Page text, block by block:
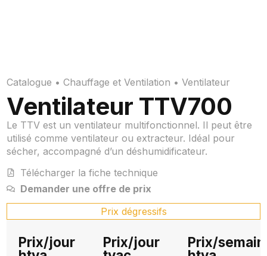
Catalogue •Chauffage et Ventilation •Ventilateur
Ventilateur TTV700
Le TTV est un ventilateur multifonctionnel. Il peut être
utilisé comme ventilateur ou extracteur. Idéal pour
sécher, accompagné d’un déshumidificateur.
Télécharger la fiche technique
Demander une offre de prix
Prix dégressifs
Prix/jour
Prix/jour
Prix/